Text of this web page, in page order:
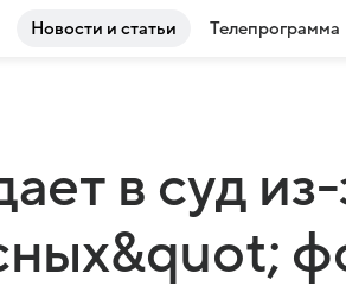
Новости и статьи Телепрограмма
в суд из-